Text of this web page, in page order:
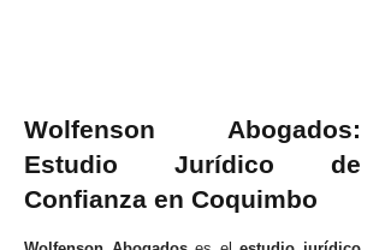
Wolfenson Abogados:
Estudio Jurídico de
Confianza en Coquimbo